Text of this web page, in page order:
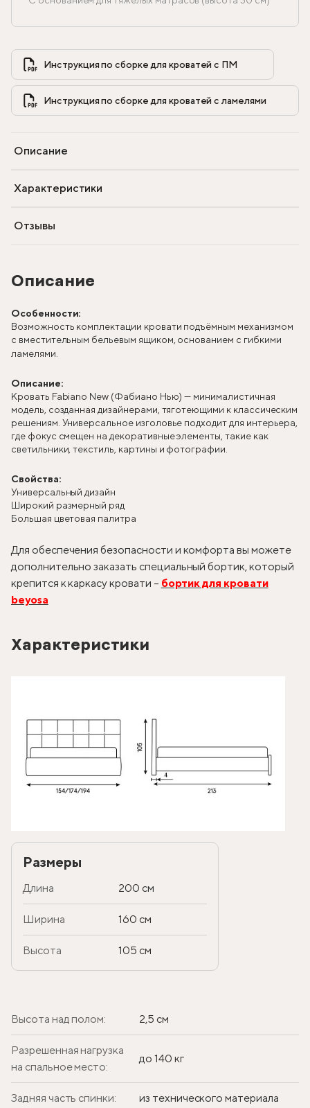
Описание
Особенности:
Возможность комплектации кровати подъёмным механизмом
с вместительным бельевым ящиком, основанием с гибкими
ламелями.
Описание:
Кровать Fabiano New (Фабиано Нью) — минималистичная
модель, созданная дизайнерами, тяготеющими к классическим
решениям. Универсальное изголовье подходит для интерьера,
где фокус смещен на декоративные элементы, такие как
светильники, текстиль, картины и фотографии.
Свойства:
Универсальный дизайн
Широкий размерный ряд
Большая цветовая палитра
Для обеспечения безопасности и комфорта вы можете
дополнительно заказать специальный бортик, который
крепится к каркасу кровати – бортик для кровати
beyosa
Характеристики
Размеры
Длина 200 см
Ширина 160 см
Высота 105 см
Высота над полом: 2,5 см
Разрешенная нагрузка
на спальное место:
до 140 кг
Задняя часть спинки: из технического материала
Инструкция по сборке для кроватей с ПМ
Описание
Характеристики
Отзывы